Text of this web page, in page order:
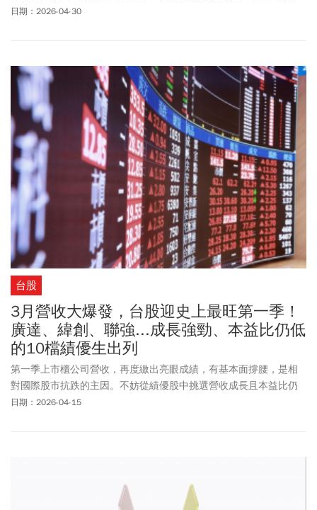
來檢視一下這一些過去曾經的市場大熱門在經過修正之後還有沒有
日期：2026-04-30
台股
3月營收大爆發，台股迎史上最旺第一季！
廣達、緯創、聯強...成長強勁、本益比仍低
的10檔績優生出列
第一季上市櫃公司營收，再度繳出亮眼成績，有基本面撐腰，是相
對國際股市抗跌的主因。不妨從績優股中挑選營收成長且本益比仍
低的個股，作為布局參考。
日期：2026-04-15